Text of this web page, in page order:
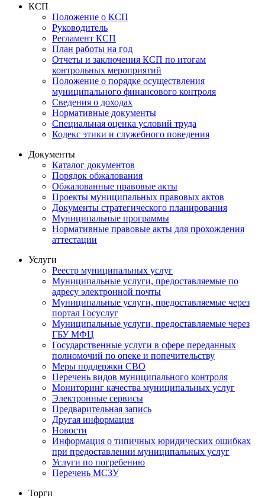
КСП
Положение о КСП
Руководитель
Регламент КСП
План работы на год
Отчеты и заключения КСП по итогам
контрольных мероприятий
Положение о порядке осуществления
муниципального финансового контроля
Сведения о доходах
Нормативные документы
Специальная оценка условий труда
Кодекс этики и служебного поведения
Документы
Каталог документов
Порядок обжалования
Обжалованные правовые акты
Проекты муниципальных правовых актов
Документы стратегического планирования
Муниципальные программы
Нормативные правовые акты для прохождения
аттестации
Услуги
Реестр муниципальных услуг
Муниципальные услуги, предоставляемые по
адресу электронной почты
Муниципальные услуги, предоставляемые через
портал Госуслуг
Муниципальные услуги, предоставляемые через
ГБУ МФЦ
Государственные услуги в сфере переданных
полномочий по опеке и попечительству
Меры поддержки СВО
Перечень видов муниципального контроля
Мониторинг качества муниципальных услуг
Электронные сервисы
Предварительная запись
Другая информация
Новости
Информация о типичных юридических ошибках
при предоставлении муниципальных услуг
Услуги по погребению
Перечень МСЗУ
Торги